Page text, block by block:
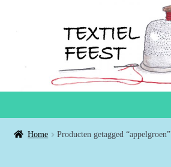
naar
de
HomeHome Producten getagged “appelgroen”